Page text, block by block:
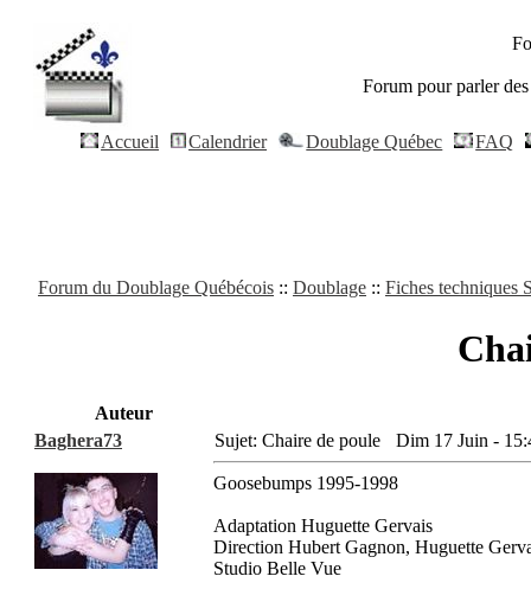
Forum pour parler
Accueil Calendrier Doublage Québec FAQ
Forum du Doublage Québécois :: Doublage :: Fiches techniques
Auteur
Baghera73
Sujet: Chaire de poule Dim 17 Juin -
Goosebumps 1995-1998
Adaptation Huguette Gervais
Direction Hubert Gagnon, Huguette
Studio Belle Vue